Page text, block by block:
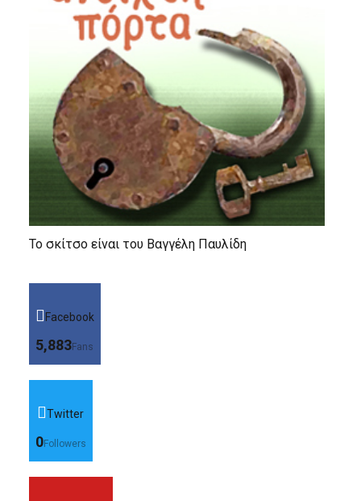
Το σκίτσο είναι του Βαγγέλη Παυλίδη
Facebook
5,883Fans
Twitter
0Followers